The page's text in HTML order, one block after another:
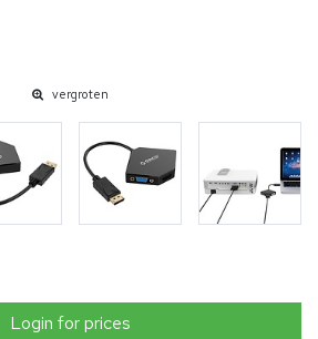
vergroten
Login for prices